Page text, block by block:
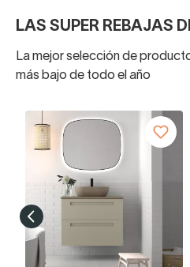
LAS SUPER REBAJAS
La mejor selección de
más bajo de todo el año